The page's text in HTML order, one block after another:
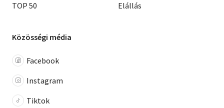
TOP 50
Elállás
Közösségi média
Facebook
Instagram
Tiktok